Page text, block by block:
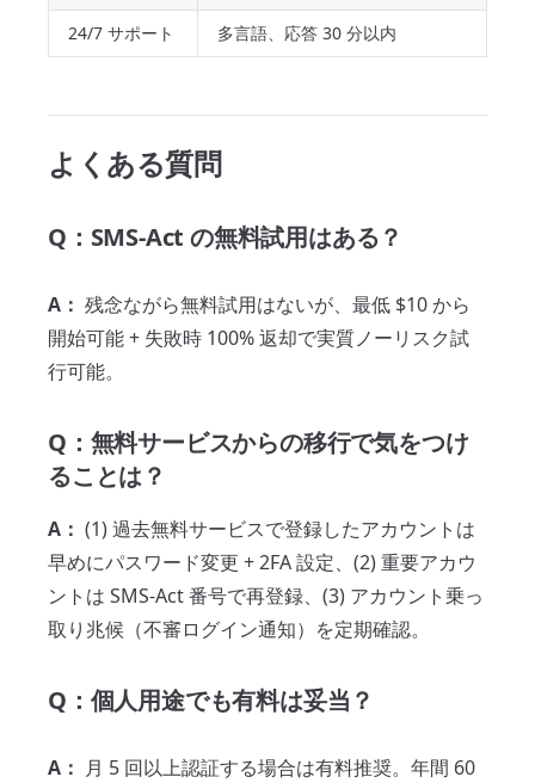
24/7 サポート 多言語、応答 30 分以内
よくある質問
Q：SMS-Act の無料試用はある？
A： 残念ながら無料試用はないが、最低 $10 から
開始可能 + 失敗時 100% 返却で実質ノーリスク試
行可能。
Q：無料サービスからの移行で気をつけ
ることは？
A： (1) 過去無料サービスで登録したアカウントは
早めにパスワード変更 + 2FA 設定、(2) 重要アカウ
ントは SMS-Act 番号で再登録、(3) アカウント乗っ
取り兆候（不審ログイン通知）を定期確認。
Q：個人用途でも有料は妥当？
A： 月 5 回以上認証する場合は有料推奨。年間 60